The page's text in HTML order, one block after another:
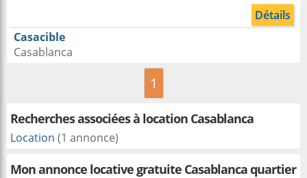
Détails
Casacible
Casablanca
1
Recherches associées à location Casablanca
Location (1 annonce)
Mon annonce locative gratuite Casablanca quartier